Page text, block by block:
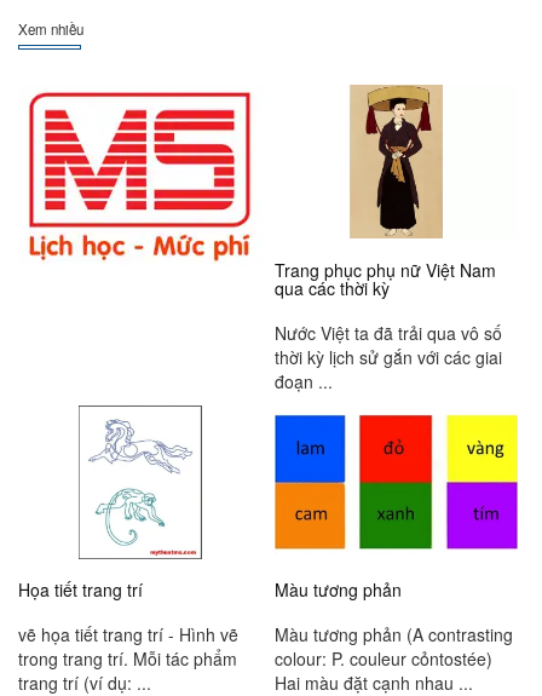
Xem nhiều
Trang phục phụ nữ Việt Nam
qua các thời kỳ
Nước Việt ta đã trải qua vô số
thời kỳ lịch sử gắn với các giai
đoạn ...
Họa tiết trang trí
vẽ họa tiết trang trí - Hình vẽ
trong trang trí. Mỗi tác phẩm
trang trí (ví dụ: ...
Màu tương phản
Màu tương phản (A contrasting
colour: P. couleur cỏntostée)
Hai màu đặt cạnh nhau ...